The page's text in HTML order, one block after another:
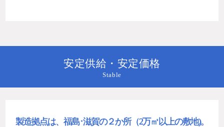
安定供給・安定価格
Stable
製造拠点は、福島･滋賀の２か所（2万㎡以上の敷地)。